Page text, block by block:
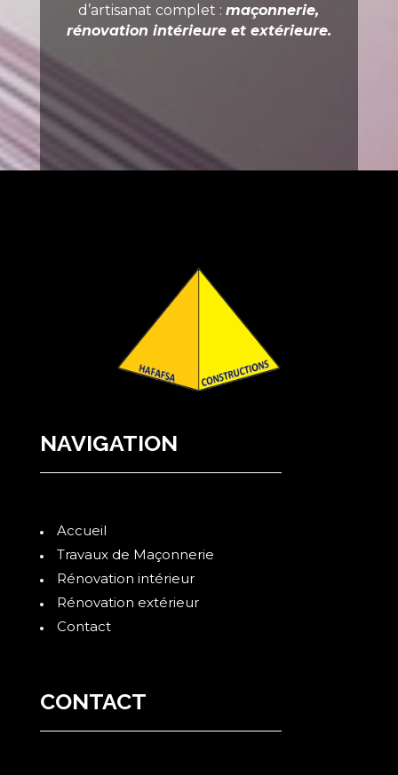
d’artisanat complet :maçonnerie,
rénovation intérieureet extérieure.
NAVIGATION
Accueil
Travaux de Maçonnerie
Rénovation intérieur
Rénovation extérieur
Contact
CONTACT